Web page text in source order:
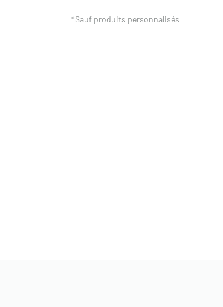
*Sauf produits personnalisés